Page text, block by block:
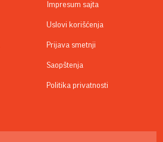
Impresum sajta
Uslovi korišćenja
Prijava smetnji
Saopštenja
Politika privatnosti